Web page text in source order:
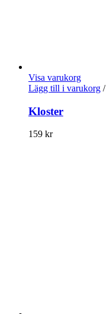
Visa varukorg
Lägg till i varukorg /
Kloster
159 kr